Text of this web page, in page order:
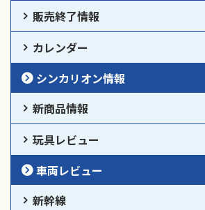
販売終了情報
カレンダー
シンカリオン情報
新商品情報
玩具レビュー
車両レビュー
新幹線